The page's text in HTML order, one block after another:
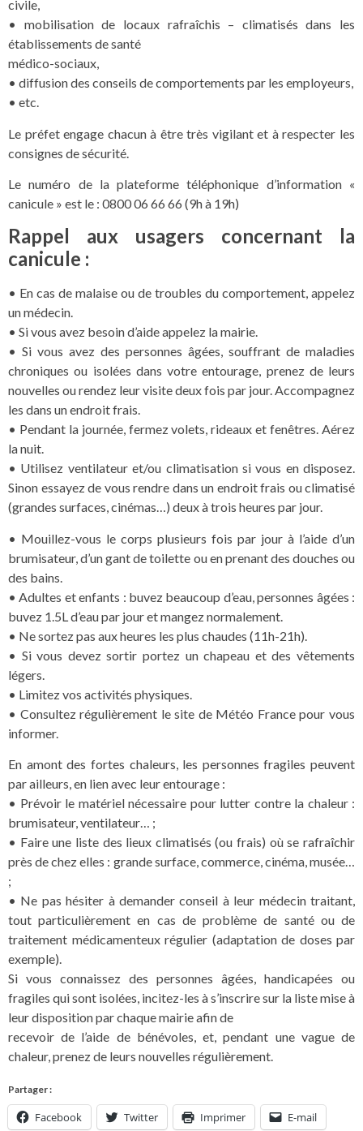
civile,
• mobilisation de locaux rafraîchis – climatisés dans les
établissements de santé
médico-sociaux,
• diffusion des conseils de comportements par les employeurs,
• etc.
Le préfet engage chacun à être très vigilant et à respecter les
consignes de sécurité.
Le numéro de la plateforme téléphonique d’information «
canicule » est le : 0800 06 66 66 (9h à 19h)
Rappel aux usagers concernant la
canicule :
• En cas de malaise ou de troubles du comportement, appelez
un médecin.
• Si vous avez besoin d’aide appelez la mairie.
• Si vous avez des personnes âgées, souffrant de maladies
chroniques ou isolées dans votre entourage, prenez de leurs
nouvelles ou rendez leur visite deux fois par jour. Accompagnez
les dans un endroit frais.
• Pendant la journée, fermez volets, rideaux et fenêtres. Aérez
la nuit.
• Utilisez ventilateur et/ou climatisation si vous en disposez.
Sinon essayez de vous rendre dans un endroit frais ou climatisé
(grandes surfaces, cinémas…) deux à trois heures par jour.
• Mouillez-vous le corps plusieurs fois par jour à l’aide d’un
brumisateur, d’un gant de toilette ou en prenant des douches ou
des bains.
• Adultes et enfants : buvez beaucoup d’eau, personnes âgées :
buvez 1.5L d’eau par jour et mangez normalement.
• Ne sortez pas aux heures les plus chaudes (11h-21h).
• Si vous devez sortir portez un chapeau et des vêtements
légers.
• Limitez vos activités physiques.
• Consultez régulièrement le site de Météo France pour vous
informer.
En amont des fortes chaleurs, les personnes fragiles peuvent
par ailleurs, en lien avec leur entourage :
• Prévoir le matériel nécessaire pour lutter contre la chaleur :
brumisateur, ventilateur… ;
• Faire une liste des lieux climatisés (ou frais) où se rafraîchir
près de chez elles : grande surface, commerce, cinéma, musée…
;
• Ne pas hésiter à demander conseil à leur médecin traitant,
tout particulièrement en cas de problème de santé ou de
traitement médicamenteux régulier (adaptation de doses par
exemple).
Si vous connaissez des personnes âgées, handicapées ou
fragiles qui sont isolées, incitez-les à s’inscrire sur la liste mise à
leur disposition par chaque mairie afin de
recevoir de l’aide de bénévoles, et, pendant une vague de
chaleur, prenez de leurs nouvelles régulièrement.
Partager :
Facebook Twitter Imprimer E-mail